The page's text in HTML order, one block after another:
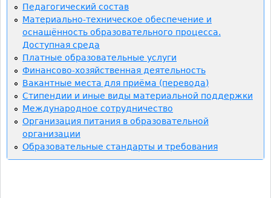
Педагогический состав
Материально-техническое обеспечение и
оснащённость образовательного процесса.
Доступная среда
Платные образовательные услуги
Финансово-хозяйственная деятельность
Вакантные места для приёма (перевода)
Стипендии и иные виды материальной поддержки
Международное сотрудничество
Организация питания в образовательной
организации
Образовательные стандарты и требования